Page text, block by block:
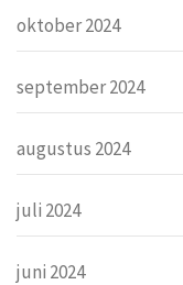
oktober 2024
september 2024
augustus 2024
juli 2024
juni 2024